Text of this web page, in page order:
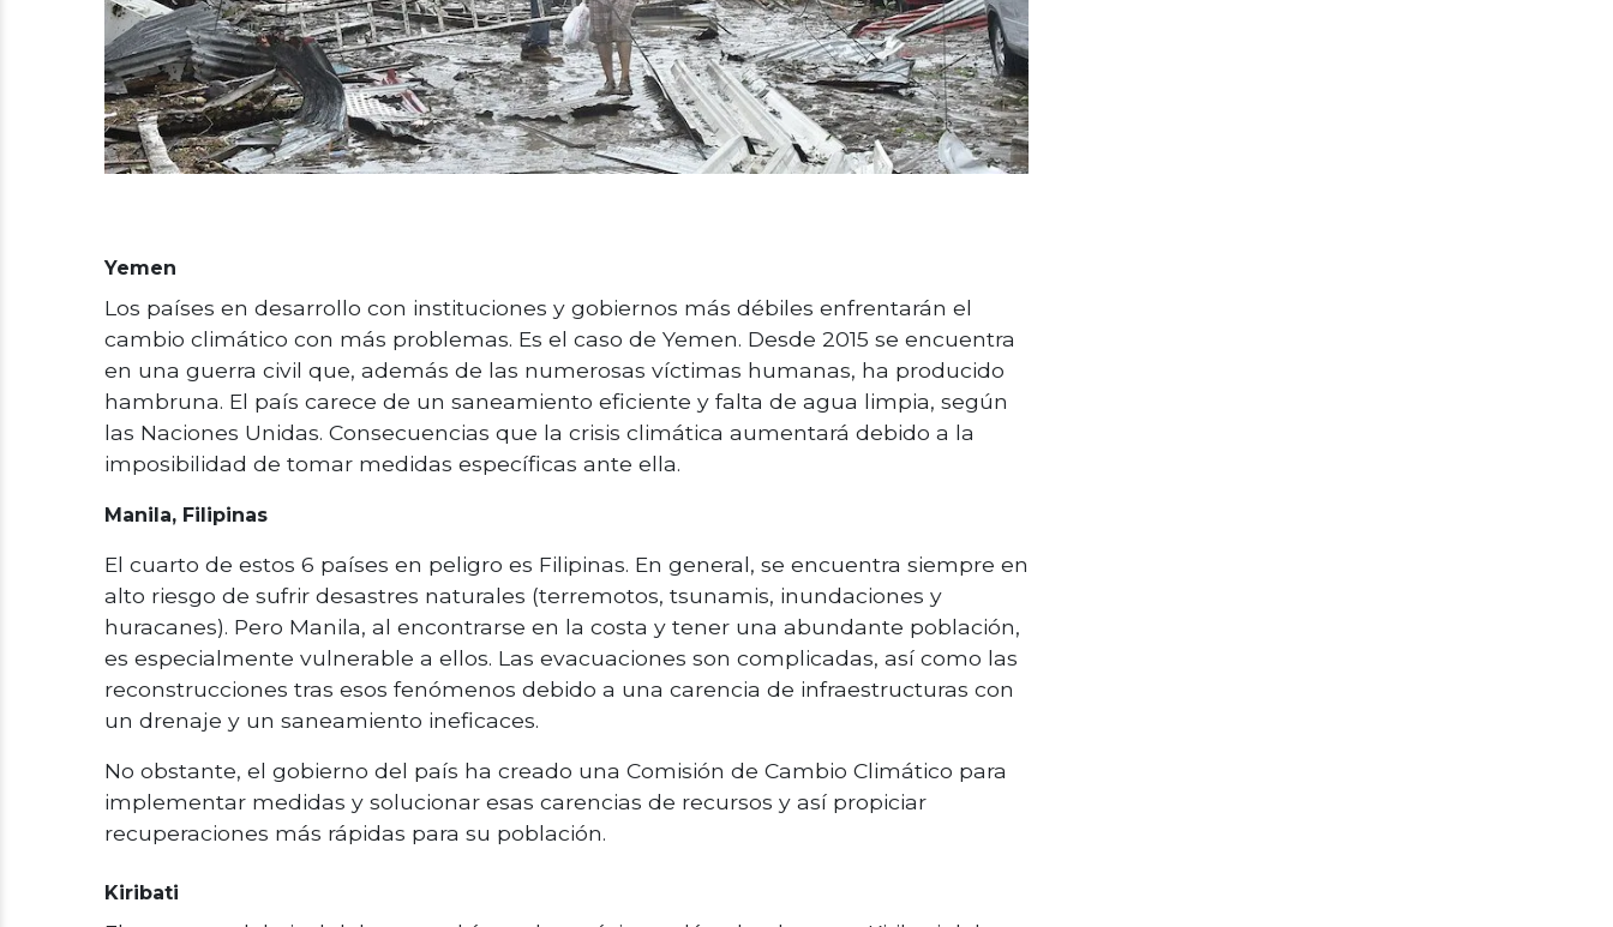
Yemen
Los países en desarrollo con instituciones y gobiernos más débiles enfrentarán el
cambio climático con más problemas. Es el caso de Yemen. Desde 2015 se encuentra
en una guerra civil que, además de las numerosas víctimas humanas, ha producido
hambruna. El país carece de un saneamiento eficiente y falta de agua limpia, según
las Naciones Unidas. Consecuencias que la crisis climática aumentará debido a la
imposibilidad de tomar medidas específicas ante ella.
Manila, Filipinas
El cuarto de estos 6 países en peligro es Filipinas. En general, se encuentra siempre en
alto riesgo de sufrir desastres naturales (terremotos, tsunamis, inundaciones y
huracanes). Pero Manila, al encontrarse en la costa y tener una abundante población,
es especialmente vulnerable a ellos. Las evacuaciones son complicadas, así como las
reconstrucciones tras esos fenómenos debido a una carencia de infraestructuras con
un drenaje y un saneamiento ineficaces.
No obstante, el gobierno del país ha creado una Comisión de Cambio Climático para
implementar medidas y solucionar esas carencias de recursos y así propiciar
recuperaciones más rápidas para su población.
Kiribati